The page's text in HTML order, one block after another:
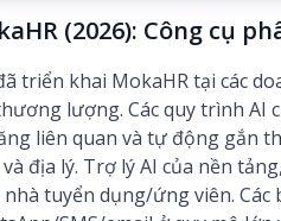
(2026): Công cụ
triển khai MokaHR tại các
lượng. Các quy trình AI
liên quan và tự động gắn
địa lý. Trợ lý AI của nền
tuyển dụng/ứng viên.